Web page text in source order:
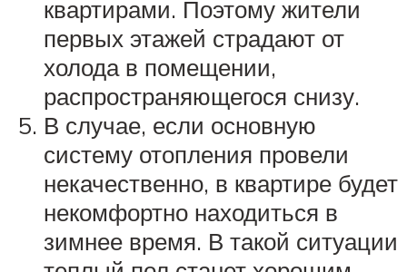
квартирами. Поэтому жители
первых этажей страдают от
холода в помещении,
распространяющегося снизу.
В случае, если основную
систему отопления провели
некачественно, в квартире будет
некомфортно находиться в
зимнее время. В такой ситуации